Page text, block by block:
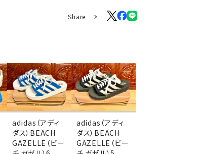
Share
adidas（アディ
ダス）BEACH
GAZELLE（ビー
adidas（アディ
ダス）BEACH
GAZELLE（ビー